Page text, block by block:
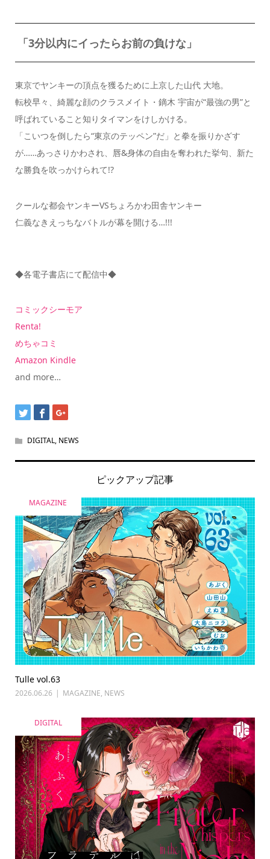
「3分以内にイったらお前の負けな」
東京でヤンキーの頂点を獲るために上京した山代 大地。
転校早々、綺麗な顔のクラスメイト・鏑木 宇宙が“最強の男”と
呼ばれていること知りタイマンをけしかける。
「こいつを倒したら“東京のテッペン”だ」と拳を振りかざす
が……あっさりかわされ、唇&身体の自由を奪われた挙句、新た
な勝負を吹っかけられて!?
クールな都会ヤンキーVSちょろかわ田舎ヤンキー
仁義なきえっちなバトルが幕を開ける…!!!
◆各電子書店にて配信中◆
コミックシーモア
Renta!
めちゃコミ
Amazon Kindle
and more…
DIGITAL, NEWS
ピックアップ記事
MAGAZINE
Tulle vol.63
2026.06.26 MAGAZINE, NEWS
DIGITAL